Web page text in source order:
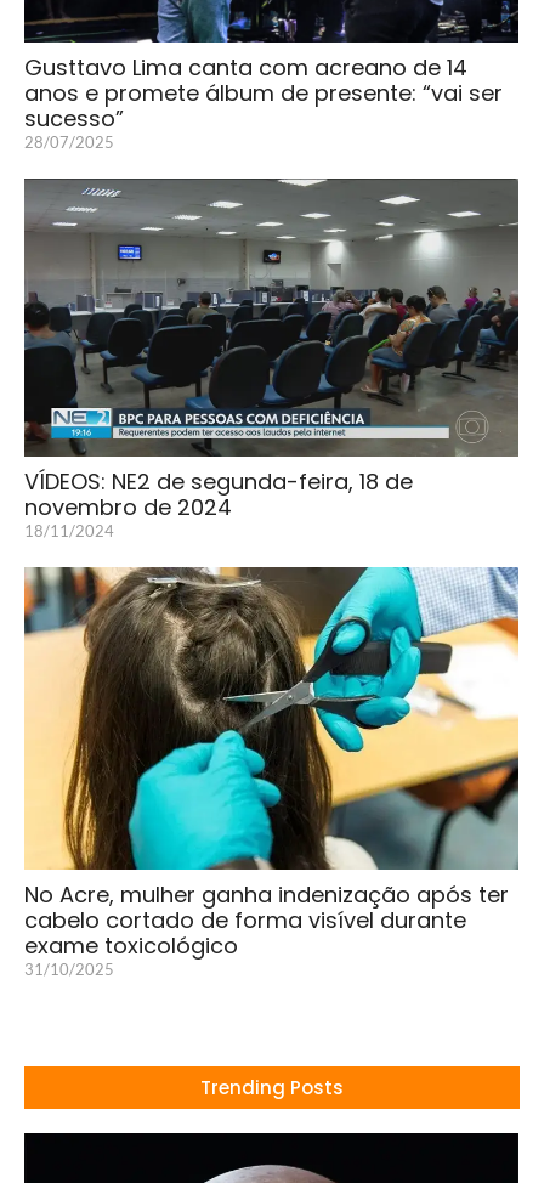
Gusttavo Lima canta com acreano de 14
anos e promete álbum de presente: “vai ser
sucesso”
28/07/2025
VÍDEOS: NE2 de segunda-feira, 18 de
novembro de 2024
18/11/2024
No Acre, mulher ganha indenização após ter
cabelo cortado de forma visível durante
exame toxicológico
31/10/2025
Trending Posts